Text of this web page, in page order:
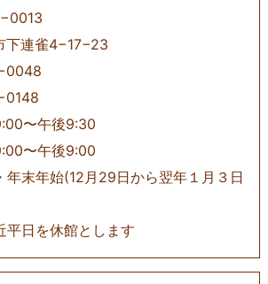
下連雀4−17−23
〜午後9:30
〜午後9:00
年末年始(12月29日から翌年１月３日
平日を休館とします